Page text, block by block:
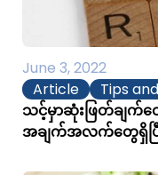
June 3, 2022
Article
Tips
သင့်မှာဆုံးဖြတ်ချက်တွ
အချက်အလက်တွေရှိပ